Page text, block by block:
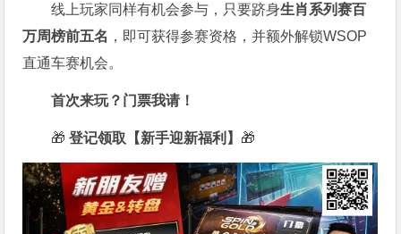
线上玩家同样有机会参与，只要跻身生肖系列赛百
万周榜前五名 ，即可获得参赛资格，并额外解锁WSOP
直通车赛机会。
首次来玩？门票我请！
🎁 登记领取【新手迎新福利】 🎁